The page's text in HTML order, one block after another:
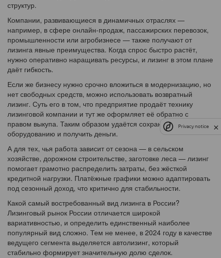
структур.
Компании, развивающиеся в динамичных отраслях —
например, в сфере онлайн-продаж, пассажирских перевозок,
промышленности или агробизнесе — также получают от
лизинга явные преимущества. Когда спрос быстро растёт,
нужно оперативно наращивать ресурсы, и лизинг в этом плане
даёт гибкость.
Если же бизнесу нужно срочно вложиться в модернизацию, но
нет свободных средств, можно использовать возвратный
лизинг. Суть его в том, что предприятие продаёт технику
лизинговой компании и тут же оформляет её обратно с
правом выкупа. Таким образом удаётся сохранить доступ к
оборудованию и получить деньги.
А для тех, чья работа зависит от сезона — в сельском
хозяйстве, дорожном строительстве, заготовке леса — лизинг
помогает грамотно распределить затраты, без жёсткой
кредитной нагрузки. Платёжные графики можно адаптировать
под сезонный доход, что критично для стабильности.
Какой самый востребованный вид лизинга в России?
Лизинговый рынок России отличается широкой
вариативностью, и определить единственный наиболее
популярный вид сложно. Тем не менее, в 2024 году в качестве
ведущего сегмента выделяется автолизинг, который
стабильно формирует значительную долю сделок.
Privacy notice